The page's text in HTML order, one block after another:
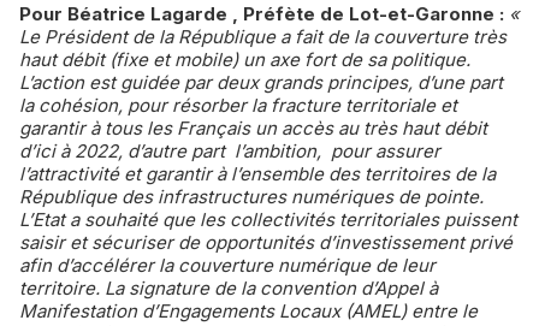
Pour Béatrice Lagarde , Préfète de Lot-et-Garonne : «
Le Président de la République a fait de la couverture très
haut débit (fixe et mobile) un axe fort de sa politique.
L’action est guidée par deux grands principes, d’une part
la cohésion, pour résorber la fracture territoriale et
garantir à tous les Français un accès au très haut débit
d’ici à 2022, d’autre part l’ambition, pour assurer
l’attractivité et garantir à l’ensemble des territoires de la
République des infrastructures numériques de pointe.
L’Etat a souhaité que les collectivités territoriales puissent
saisir et sécuriser de opportunités d’investissement privé
afin d’accélérer la couverture numérique de leur
territoire. La signature de la convention d’Appel à
Manifestation d’Engagements Locaux (AMEL) entre le